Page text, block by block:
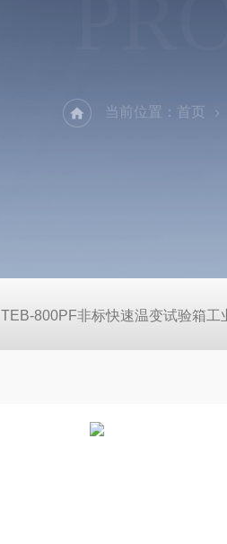
当前位置： 首页
TEB-800PF非标快速温变试验箱工